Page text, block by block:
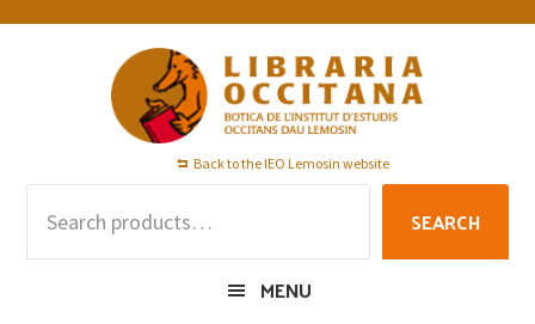
Skip
Skip
Skip
Back to the IEO Lemosin website
SEARCH
MENU